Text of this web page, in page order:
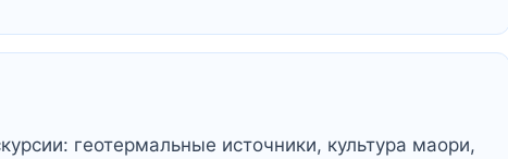
геотермальные источники, культура маори,